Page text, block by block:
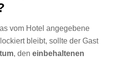
vom Hotel angegebene
bleibt, sollte der Gast
, deneinbehaltenen